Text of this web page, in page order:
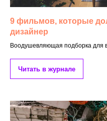
9 фильмов, которые
дизайнер
Воодушевляющая подборка для
Читать в журнале